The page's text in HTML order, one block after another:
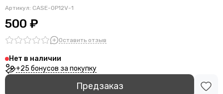
Артикул: CASE-OP12V-1
500 ₽
Оставить отзыв
Нет в наличии
+25 бонусов за покупку
Предзаказ